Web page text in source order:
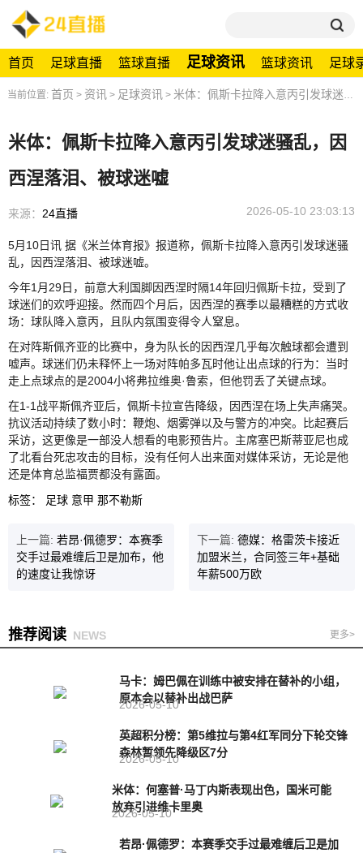
首页 足球直播 篮球直播 足球资讯 篮球资讯 足球
当前位置: 首页 > 资讯 > 足球资讯 > 米体：佩斯卡拉降入意丙引发球迷骚乱，因西涅落泪、被球迷嘘
米体：佩斯卡拉降入意丙引发球迷骚乱，因
西涅落泪、被球迷嘘
来源： 24直播 2026-05-10 23:03:13
5月10日讯 据《米兰体育报》报道称，佩斯卡拉降入意丙引发球迷骚
乱，因西涅落泪、被球迷嘘。
今年1月29日，前意大利国脚因西涅时隔14年回归佩斯卡拉，受到了
球迷们的欢呼迎接。然而四个月后，因西涅的赛季以最糟糕的方式收
场：球队降入意丙，且队内氛围变得令人窒息。
在对阵斯佩齐亚的比赛中，身为队长的因西涅几乎每次触球都会遭到
嘘声。球迷们仍未释怀上一场对阵帕多瓦时他让出点球的行为：当时
走上点球点的是2004小将弗拉维奥·鲁索，但他罚丢了关键点球。
在1-1战平斯佩齐亚后，佩斯卡拉宣告降级，因西涅在场上失声痛哭。
抗议活动持续了数小时：鞭炮、烟雾弹以及与警方的冲突。比起赛后
采访，这更像是一部没人想看的电影预告片。主席塞巴斯蒂亚尼也成
了北看台死忠攻击的目标，没有任何人出来面对媒体采访，无论是他
还是体育总监福贾都没有露面。
标签：
足球 意甲 那不勒斯
上一篇: 若昂·佩德罗：本赛季
交手过最难缠后卫是加布，他
的速度让我惊讶
下一篇: 德媒：格雷茨卡接近
加盟米兰，合同签三年+基础
年薪500万欧
推荐阅读 NEWS 更多>
马卡：姆巴佩在训练中被安排在替补的小组，
原本会以替补出战巴萨
2026-05-10
英超积分榜：第5维拉与第4红军同分下轮交锋
森林暂领先降级区7分
2026-05-10
米体：何塞普·马丁内斯表现出色，国米可能
放弃引进维卡里奥
2026-05-10
若昂·佩德罗：本赛季交手过最难缠后卫是加